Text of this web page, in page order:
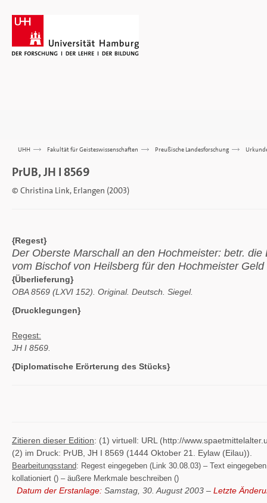
UHH >>> Fakultät für Geisteswissenschaften >>> Preußische Landesforschung >>>
PrUB, JH I 8569
© Christina Link, Erlangen (2003)
{Regest}
Der Oberste Marschall an den Hochmeister: betr.
vom Bischof von Heilsberg für den Hochmeister
{Überlieferung}
OBA 8569 (LXVI 152). Original. Deutsch. Siegel.
{Drucklegungen}
Regest:
JH I 8569.
{Diplomatische Erörterung des Stücks}
Zitieren dieser Edition: (1) virtuell: URL (http://
(2) im Druck: PrUB, JH I 8569 (1444 Oktober 21. Eylaw (Eilau)).
Bearbeitungsstand: Regest eingegeben (Link 30.08.03) – Text
kollationiert () – äußere Merkmale beschreiben ()
Datum der Erstanlage: Samstag, 30. August 2003 – Letzte